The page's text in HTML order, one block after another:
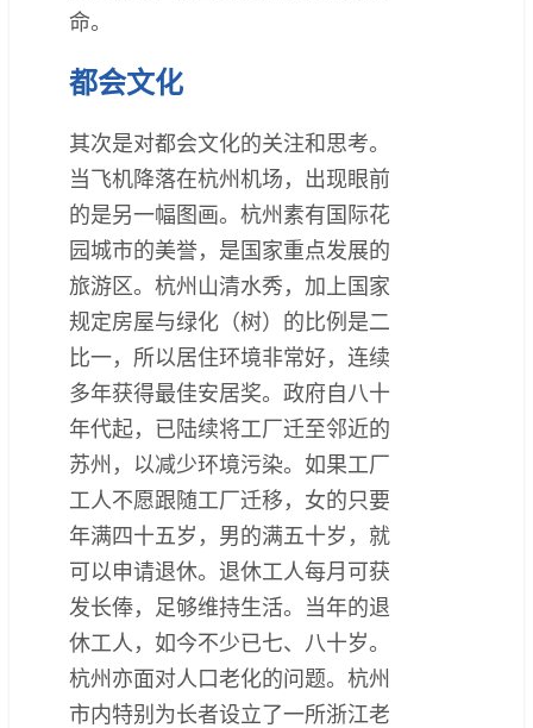
命。
都会文化
其次是对都会文化的关注和思考。
当飞机降落在杭州机场，出现眼前
的是另一幅图画。杭州素有国际花
园城市的美誉，是国家重点发展的
旅游区。杭州山清水秀，加上国家
规定房屋与绿化（树）的比例是二
比一，所以居住环境非常好，连续
多年获得最佳安居奖。政府自八十
年代起，已陆续将工厂迁至邻近的
苏州，以减少环境污染。如果工厂
工人不愿跟随工厂迁移，女的只要
年满四十五岁，男的满五十岁，就
可以申请退休。退休工人每月可获
发长俸，足够维持生活。当年的退
休工人，如今不少已七、八十岁。
杭州亦面对人口老化的问题。杭州
市内特别为长者设立了一所浙江老